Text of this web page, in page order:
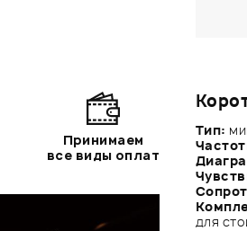
Тип:
для
Принимаем
все виды оплат